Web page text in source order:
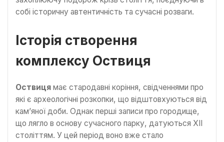
собі історичну автентичність та сучасні розваги.
Історія створення
комплексу Оствиця
Оствиця має стародавні коріння, свідченнями про
які є археологічні розкопки, що відштовхуються від
кам’яної доби. Однак перші записи про городище,
що лягло в основу сучасного парку, датуються XII
століттям. У цей період воно вже стало